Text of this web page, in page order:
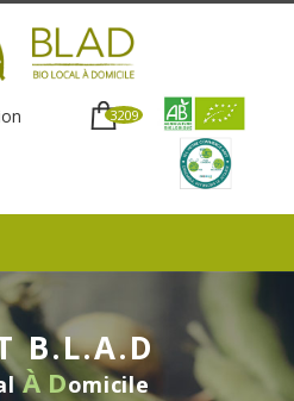
3209
B.L.A.D
À Domicile